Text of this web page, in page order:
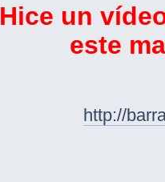
Hice un
este
http://